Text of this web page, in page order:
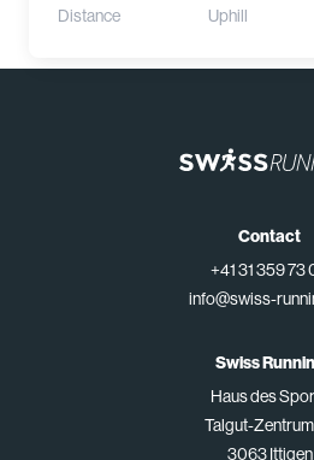
Distance Uphill
Contact
+41 31 359 73
info@swiss-
Swiss
Haus des
Talgut-
3063 Ittigen